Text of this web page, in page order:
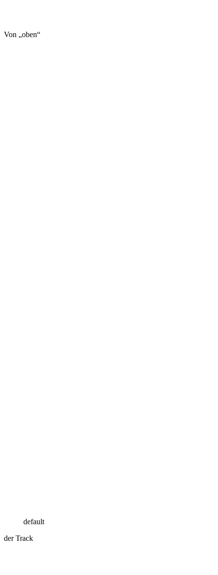
Von „oben“
default
der Track